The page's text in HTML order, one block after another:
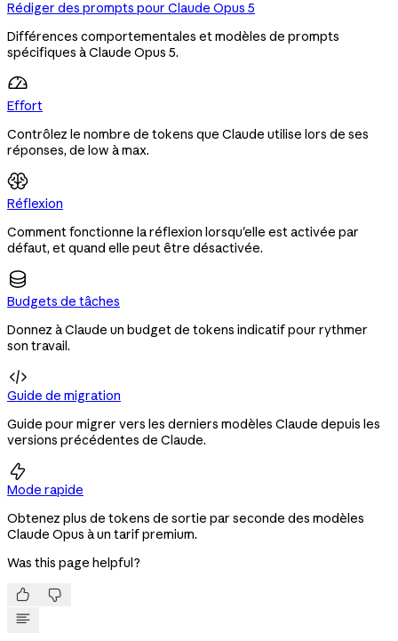
Rédiger des prompts pour Claude Opus 5
Différences comportementales et modèles de prompts
spécifiques à Claude Opus 5.
Effort
Contrôlez le nombre de tokens que Claude utilise lors de ses
réponses, de low à max.
Réflexion
Comment fonctionne la réflexion lorsqu'elle est activée par
défaut, et quand elle peut être désactivée.
Budgets de tâches
Donnez à Claude un budget de tokens indicatif pour rythmer
son travail.

Guide de migration
Guide pour migrer vers les derniers modèles Claude depuis les
versions précédentes de Claude.

Mode rapide
Obtenez plus de tokens de sortie par seconde des modèles
Claude Opus à un tarif premium.
Was this page helpful?
 